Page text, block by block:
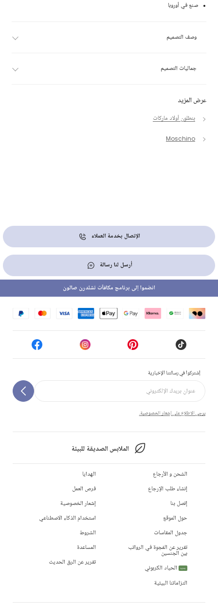
عرض المزيد
بنطلون أولاد ماركات
Moschino
صنع في أوروبا
وصف التصميم
جماليات التصميم
الإتصال بخدمة العملاء
أرسل لنا رسالة
إشتركوا في رسالتنا الإخبارية
يرجى الاطلاع على إشعار الخصوصية.
الملابس الصديقة للبيئة
انضموا إلى برنامج مكافآت تشلدرن صالون
الشحن و الأرجاع
إنشاء طلب الإرجاع
إتصل بنا
حول الموقع
جدول المقاسات
تقرير عن الفجوة في الرواتب
بين الجنسين
جديد
الحياد الكربوني
التزاماتنا البيئية
الهدايا
فرص العمل
إشعار الخصوصية
استخدام الذكاء الاصطناعي
الشروط
المساعدة
تقرير عن الرق الحديث